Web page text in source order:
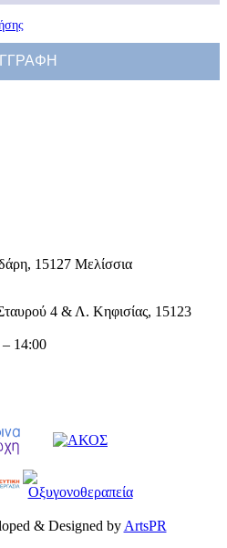
15127 Μελίσσια
4 & Λ. Κηφισίας, 15123
14:00
& Designed by ArtsPR